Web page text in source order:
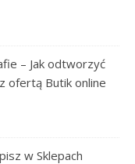
– Jak odtworzyć
ofertą Butik online
w Sklepach